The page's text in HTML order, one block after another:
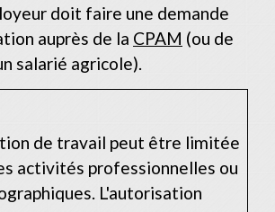
doit faire une demande
auprès de la CPAM (ou de
salarié agricole).
de travail peut être limitée
activités professionnelles ou
L'autorisation